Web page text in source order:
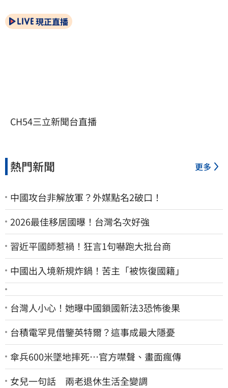
現正直播
CH54三立新聞台直播
熱門新聞 更多
中國攻台非解放軍？外媒點名2破口！
2026最佳移居國曝！台灣名次好強
習近平國師惹禍！狂言1句嚇跑大批台商
中國出入境新規炸鍋！苦主「被恢復國籍」
台灣人小心！她曝中國鎖國新法3恐怖後果
台積電罕見借鑒英特爾？這事成最大隱憂
傘兵600米墜地摔死…官方噤聲、畫面瘋傳
女兒一句話 兩老退休生活全變調